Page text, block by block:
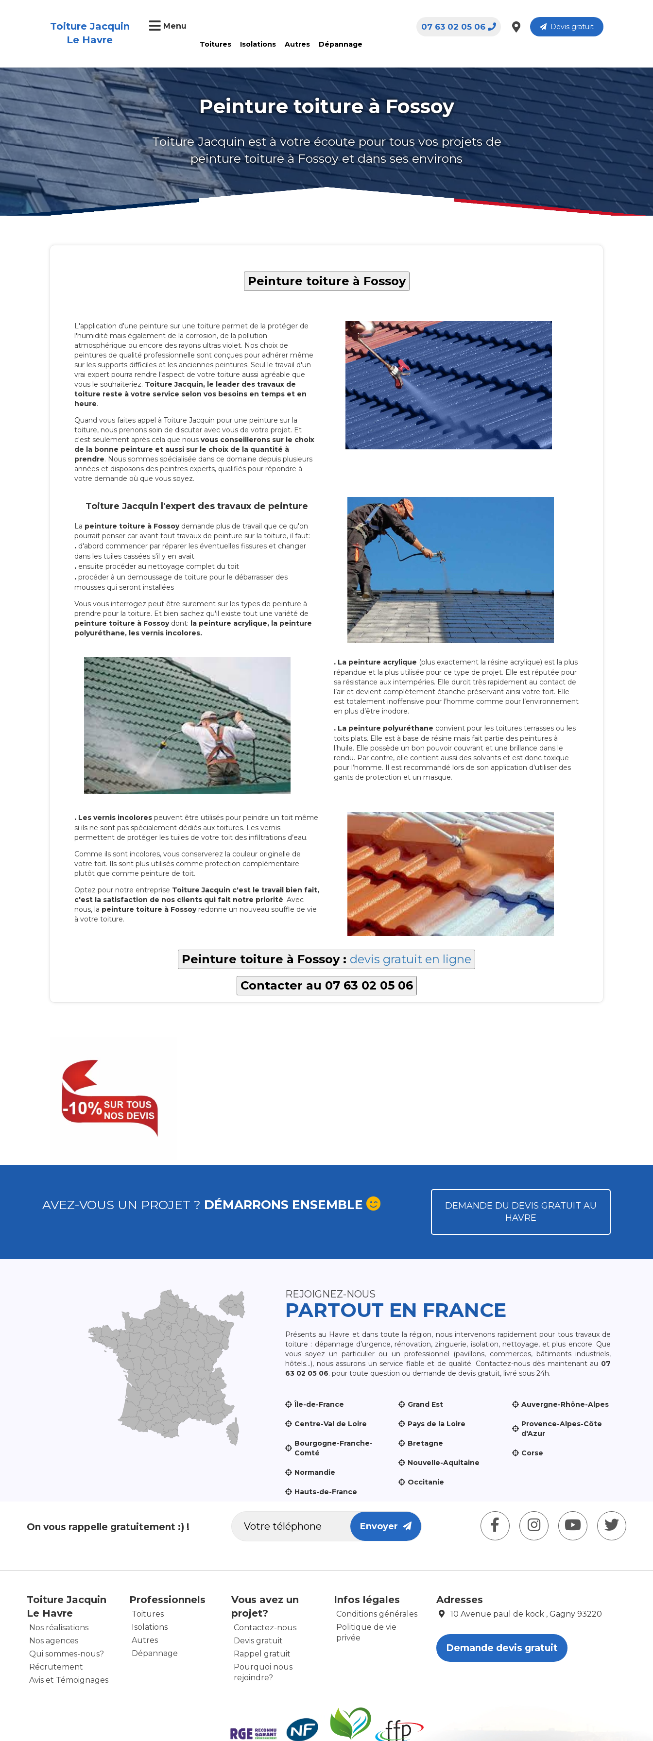
Toiture Jacquin
Le Havre
Menu
Toitures Isolations Autres Dépannage
Devis gratuit
07 63 02 05 06
Peinture toiture à Fossoy
Toiture Jacquin est à votre écoute pour tous vos projets de
peinture toiture à Fossoy et dans ses environs
Peinture toiture à Fossoy
L'application d'une peinture sur une toiture permet de la protéger de
l'humidité mais également de la corrosion, de la pollution
atmosphérique ou encore des rayons ultras violet. Nos choix de
peintures de qualité professionnelle sont conçues pour adhérer même
sur les supports difficiles et les anciennes peintures. Seul le travail d'un
vrai expert pourra rendre l'aspect de votre toiture aussi agréable que
vous le souhaiteriez. Toiture Jacquin, le leader des travaux de
toiture reste à votre service selon vos besoins en temps et en
heure.
Quand vous faites appel à Toiture Jacquin pour une peinture sur la
toiture, nous prenons soin de discuter avec vous de votre projet. Et
c'est seulement après cela que nous vous conseillerons sur le choix
de la bonne peinture et aussi sur le choix de la quantité à
prendre. Nous sommes spécialisée dans ce domaine depuis plusieurs
années et disposons des peintres experts, qualifiés pour répondre à
votre demande où que vous soyez.
Toiture Jacquin l'expert des travaux de peinture
La peinture toiture à Fossoydemande plus de travail que ce qu'on
pourrait penser car avant tout travaux de peinture sur la toiture, il faut:
. d'abord commencer par réparer les éventuelles fissures et changer
dans les tuiles cassées s'il y en avait
. ensuite procéder au nettoyage complet du toit
. procéder à un demoussage de toiture pour le débarrasser des
mousses qui seront installées
Vous vous interrogez peut être surement sur les types de peinture à
prendre pour la toiture. Et bien sachez qu'il existe tout une variété de
peinture toiture à Fossoy dont: la peinture acrylique, la peinture
polyuréthane, les vernis incolores.
. La peinture acrylique (plus exactement la résine acrylique) est la plus
répandue et la plus utilisée pour ce type de projet. Elle est réputée pour
sa résistance aux intempéries. Elle durcit très rapidement au contact de
l’air et devient complètement étanche préservant ainsi votre toit. Elle
est totalement inoffensive pour l’homme comme pour l’environnement
en plus d’être inodore.
. La peinture polyuréthane convient pour les toitures terrasses ou les
toits plats. Elle est à base de résine mais fait partie des peintures à
l’huile. Elle possède un bon pouvoir couvrant et une brillance dans le
rendu. Par contre, elle contient aussi des solvants et est donc toxique
pour l’homme. Il est recommandé lors de son application d’utiliser des
gants de protection et un masque.
. Les vernis incolores peuvent être utilisés pour peindre un toit même
si ils ne sont pas spécialement dédiés aux toitures. Les vernis
permettent de protéger les tuiles de votre toit des infiltrations d’eau.
Comme ils sont incolores, vous conserverez la couleur originelle de
votre toit. Ils sont plus utilisés comme protection complémentaire
plutôt que comme peinture de toit.
Optez pour notre entreprise Toiture Jacquin c'est le travail bien fait,
c'est la satisfaction de nos clients qui fait notre priorité. Avec
nous, la peinture toiture à Fossoyredonne un nouveau souffle de vie
à votre toiture.
Peinture toiture à Fossoy : devis gratuit en ligne
Contacter au 07 63 02 05 06
AVEZ-VOUS UN PROJET ? DÉMARRONS ENSEMBLE
DEMANDE DU DEVIS GRATUIT AU
HAVRE
REJOIGNEZ-NOUS
PARTOUT EN FRANCE
Présents au Havre et dans toute la région, nous intervenons rapidement pour tous travaux de
toiture : dépannage d’urgence, rénovation, zinguerie, isolation, nettoyage, et plus encore. Que
vous soyez un particulier ou un professionnel (pavillons, commerces, bâtiments industriels,
hôtels…), nous assurons un service fiable et de qualité. Contactez-nous dès maintenant au 07
63 02 05 06. pour toute question ou demande de devis gratuit, livré sous 24h.
Île-de-France
Centre-Val de Loire
Bourgogne-Franche-
Comté
Normandie
Hauts-de-France
Grand Est
Pays de la Loire
Bretagne
Nouvelle-Aquitaine
Occitanie
Auvergne-Rhône-Alpes
Provence-Alpes-Côte
d'Azur
Corse
On vous rappelle gratuitement :) ! Envoyer
Toiture Jacquin
Le Havre
Nos réalisations
Nos agences
Qui sommes-nous?
Récrutement
Avis et Témoignages
Professionnels
Toitures
Isolations
Autres
Dépannage
Vous avez un
projet?
Contactez-nous
Devis gratuit
Rappel gratuit
Pourquoi nous
rejoindre?
Infos légales
Conditions générales
Politique de vie
privée
Adresses
10 Avenue paul de kock , Gagny 93220
Demande devis gratuit